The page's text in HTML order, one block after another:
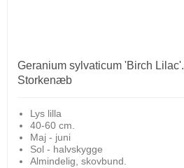
Geranium sylvaticum 'Birch Lilac'.
Storkenæb
Lys lilla
40-60 cm.
Maj - juni
Sol - halvskygge
Almindelig, skovbund.